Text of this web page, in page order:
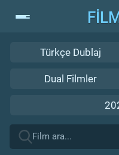
Türkçe Dublaj
Dual Filmler